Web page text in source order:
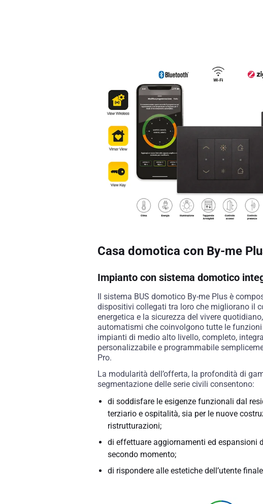
Casa domotica con By-me
Impianto con sistema domotico
Il sistema BUS domotico By-me Plus è
dispositivi collegati tra loro che migliorano il
energetica e la sicurezza del vivere
automatismi che coinvolgono tutte le
impianti di medio alto livello, completo,
personalizzabile e programmabile
Pro.
La modularità dell’offerta, la profondità di
segmentazione delle serie civili consentono:
di soddisfare le esigenze funzionali dal
terziario e ospitalità, sia per le nuove
ristrutturazioni;
di effettuare aggiornamenti ed espansioni
secondo momento;
di rispondere alle estetiche dell’utente